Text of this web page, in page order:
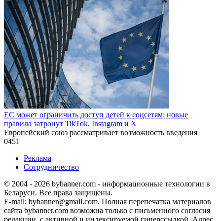
ЕС может ограничить доступ детей к соцсетям: новые
правила затронут TikTok, Instagram и X
Европейский союз рассматривает возможность введения
0451
Реклама
Сотрудничество
© 2004 - 2026 bybanner.com - информационные технологии в
Беларуси. Все права защищены.
E-mail: bybanner@gmail.com. Полная перепечатка материалов
сайта bybanner.com возможна только с письменного согласия
редакции, с активной и индексируемой гиперссылкой. Адрес